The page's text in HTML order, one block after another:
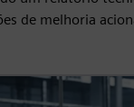
de melhoria